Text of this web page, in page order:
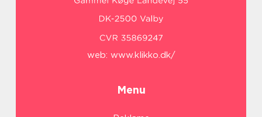
web: www.klikko.dk/
Menu